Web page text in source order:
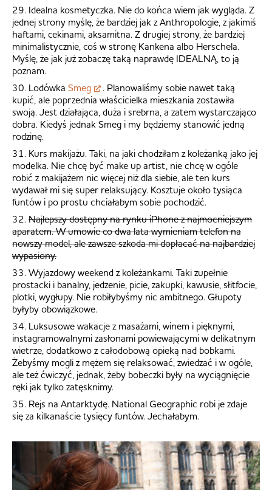
29. Idealna kosmetyczka. Nie do końca wiem jak wygląda. Z
jednej strony myślę, że bardziej jak z Anthropologie, z jakimiś
haftami, cekinami, aksamitna. Z drugiej strony, że bardziej
minimalistycznie, coś w stronę Kankena albo Herschela.
Myślę, że jak już zobaczę taką naprawdę IDEALNĄ, to ją
poznam.
30. Lodówka Smeg
. Planowaliśmy sobie nawet taką
kupić, ale poprzednia właścicielka mieszkania zostawiła
swoją. Jest działająca, duża i srebrna, a zatem wystarczająco
dobra. Kiedyś jednak Smeg i my będziemy stanowić jedną
rodzinę.
31. Kurs makijażu. Taki, na jaki chodziłam z koleżanką jako jej
modelka. Nie chcę być make up artist, nie chcę w ogóle
robić z makijażem nic więcej niż dla siebie, ale ten kurs
wydawał mi się super relaksujący. Kosztuje około tysiąca
funtów i po prostu chciałabym sobie pochodzić.
32. Najlepszy dostępny na rynku iPhone z najmocniejszym
aparatem. W umowie co dwa lata wymieniam telefon na
nowszy model, ale zawsze szkoda mi dopłacać na najbardziej
wypasiony.
33. Wyjazdowy weekend z koleżankami. Taki zupełnie
prostacki i banalny, jedzenie, picie, zakupki, kawusie, słitfocie,
plotki, wygłupy. Nie robiłybyśmy nic ambitnego. Głupoty
byłyby obowiązkowe.
34. Luksusowe wakacje z masażami, winem i pięknymi,
instagramowalnymi zasłonami powiewającymi w delikatnym
wietrze, dodatkowo z całodobową opieką nad bobkami.
Żebyśmy mogli z mężem się relaksować, zwiedzać i w ogóle,
ale też ćwiczyć, jednak, żeby bobeczki były na wyciągnięcie
ręki jak tylko zatęsknimy.
35. Rejs na Antarktydę. National Geographic robi je zdaje
się za kilkanaście tysięcy funtów. Jechałabym.